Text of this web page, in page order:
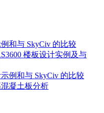
和与 SkyCiv 的比较
楼板设计实例及与
例和与 SkyCiv 的比较
凝土板分析